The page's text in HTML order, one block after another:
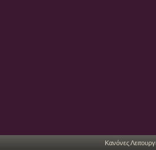
Κανόνες